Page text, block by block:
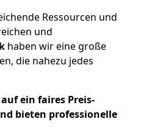
Ressourcen und
und
haben wir eine große
die nahezu jedes
ein faires Preis-
bieten professionelle